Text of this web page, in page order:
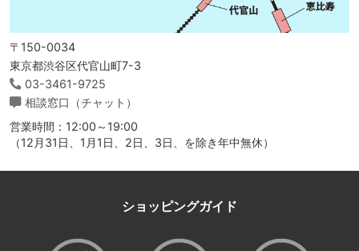
〒150-0034
東京都渋谷区代官山町7-3
03-3461-9725
相談窓口（チャット）
営業時間：12:00～19:00
（12月31日、1月1日、2日、3日、を除き年中無休）
ショッピングガイド